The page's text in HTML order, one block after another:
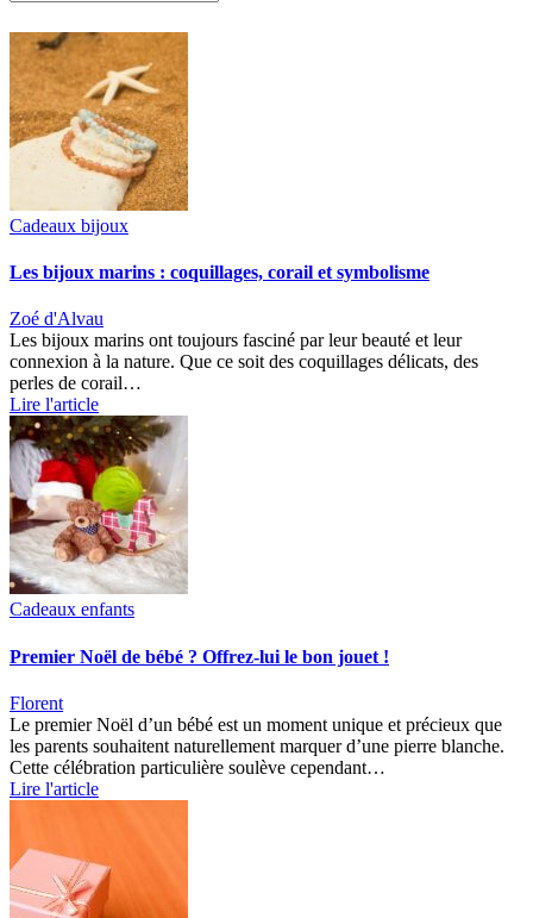
Cadeaux bijoux
Les bijoux marins : coquillages, corail et symbolisme
Zoé d'Alvau
Les bijoux marins ont toujours fasciné par leur beauté et leur
connexion à la nature. Que ce soit des coquillages délicats, des
perles de corail…
Lire l'article
Cadeaux enfants
Premier Noël de bébé ? Offrez-lui le bon jouet !
Florent
Le premier Noël d’un bébé est un moment unique et précieux que
les parents souhaitent naturellement marquer d’une pierre blanche.
Cette célébration particulière soulève cependant…
Lire l'article